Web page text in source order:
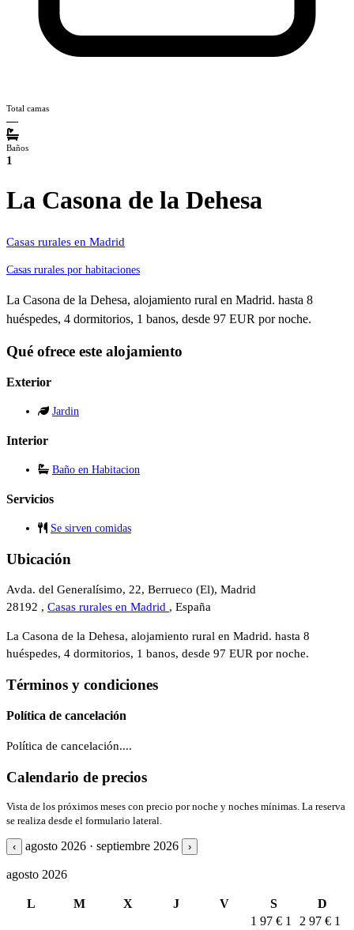
Total camas
—
Baños
1
La Casona de la Dehesa
Casas rurales en Madrid
Casas rurales por habitaciones
La Casona de la Dehesa, alojamiento rural en Madrid. hasta 8
huéspedes, 4 dormitorios, 1 banos, desde 97 EUR por noche.
Qué ofrece este alojamiento
Exterior
Jardin
Interior
Baño en Habitacion
Servicios
Se sirven comidas
Ubicación
Avda. del Generalísimo, 22, Berrueco (El), Madrid
28192 , Casas rurales en Madrid , España
La Casona de la Dehesa, alojamiento rural en Madrid. hasta 8
huéspedes, 4 dormitorios, 1 banos, desde 97 EUR por noche.
Términos y condiciones
Política de cancelación
Política de cancelación....
Calendario de precios
Vista de los próximos meses con precio por noche y noches mínimas. La reserva
se realiza desde el formulario lateral.
‹ agosto 2026 · septiembre 2026 ›
agosto 2026
L M X J V S
D
1 97 € 1
2 97 € 1